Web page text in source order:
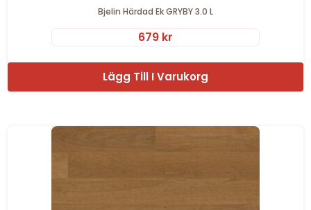
Bjelin Härdad Ek GRYBY 3.0 L
679 kr
Lägg Till I Varukorg